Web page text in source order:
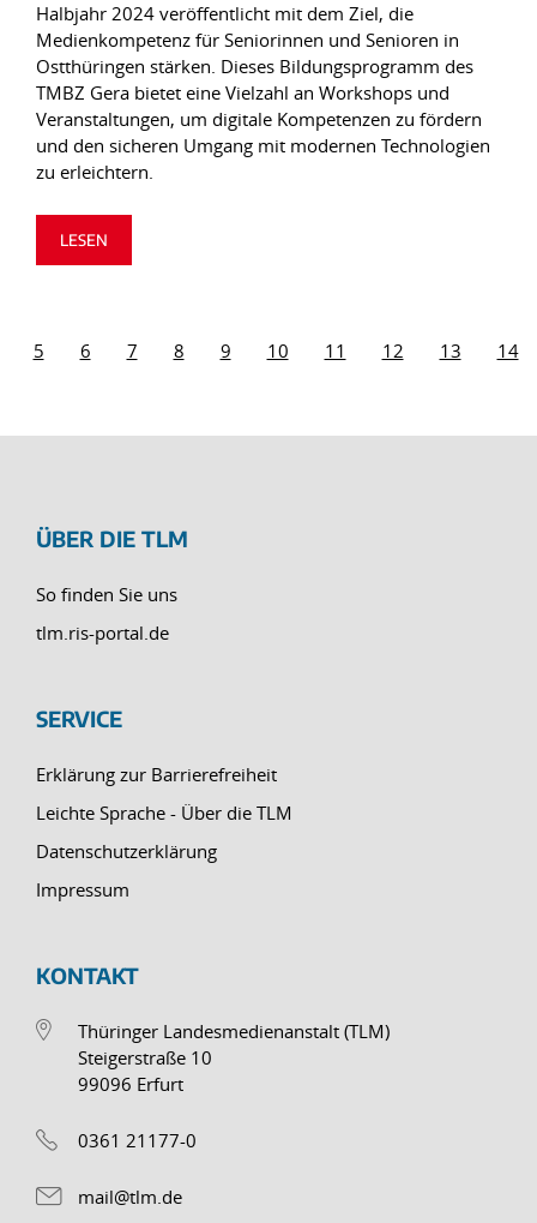
Halbjahr 2024 veröffentlicht mit dem Ziel, die
Medienkompetenz für Seniorinnen und Senioren in
Ostthüringen stärken. Dieses Bildungsprogramm des
TMBZ Gera bietet eine Vielzahl an Workshops und
Veranstaltungen, um digitale Kompetenzen zu fördern
und den sicheren Umgang mit modernen Technologien
zu erleichtern.
LESEN
5 6 7 8 9 10 11 12 13 14
ÜBER DIE TLM
So finden Sie uns
tlm.ris-portal.de
SERVICE
Erklärung zur Barrierefreiheit
Leichte Sprache - Über die TLM
Datenschutzerklärung
Impressum
KONTAKT
Thüringer Landesmedienanstalt (TLM)
Steigerstraße 10
99096 Erfurt
0361 21177-0
mail@tlm.de